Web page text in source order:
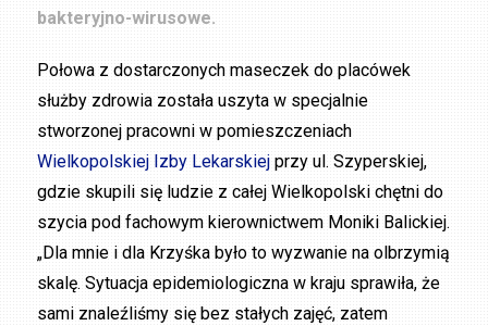
bakteryjno-wirusowe.
Połowa z dostarczonych maseczek do placówek
służby zdrowia została uszyta w specjalnie
stworzonej pracowni w pomieszczeniach
Wielkopolskiej Izby Lekarskiej przy ul. Szyperskiej,
gdzie skupili się ludzie z całej Wielkopolski chętni do
szycia pod fachowym kierownictwem Moniki Balickiej.
„Dla mnie i dla Krzyśka było to wyzwanie na olbrzymią
skalę. Sytuacja epidemiologiczna w kraju sprawiła, że
sami znaleźliśmy się bez stałych zajęć, zatem